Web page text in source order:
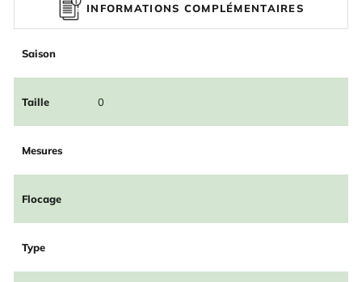
INFORMATIONS COMPLÉMENTAIRES
Saison
Taille 0
Mesures
Flocage
Type